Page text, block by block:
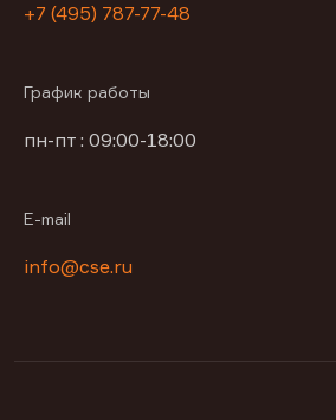
+7 (495) 787-77-48
График работы
пн-пт : 09:00-18:00
E-mail
info@cse.ru